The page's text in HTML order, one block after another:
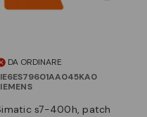
DA ORDINARE